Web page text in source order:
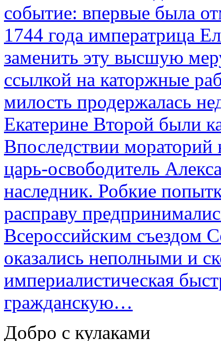
событие: впервые была
1744 года императрица
заменить эту высшую
ссылкой на каторжные
милость продержалась
Екатерине Второй были
Впоследствии мораторий
царь-освободитель
наследник. Робкие
расправу
Всероссийским съездом
оказались неполными и
империалистическая
гражданскую…
Добро с кулаками